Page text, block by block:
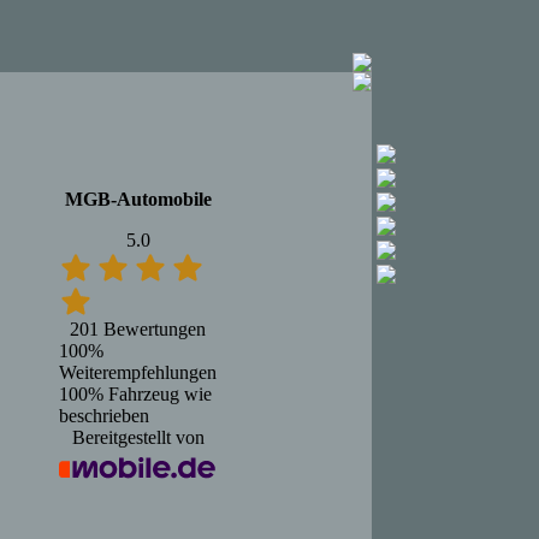
MGB-Automobile
5.0
201 Bewertungen
100%
Weiterempfehlungen
100% Fahrzeug wie
beschrieben
Bereitgestellt von